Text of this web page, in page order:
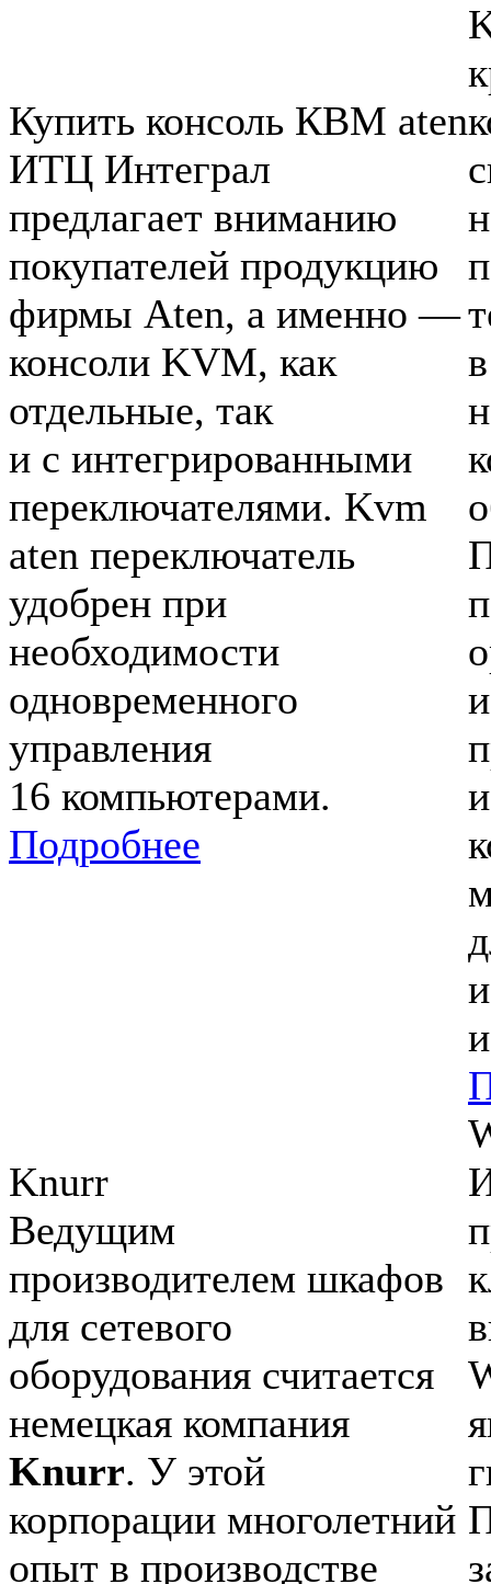
Купить консоль КВМ aten
ИТЦ Интеграл
предлагает вниманию
покупателей продукцию
фирмы Aten, а именно —
консоли KVM, как
отдельные, так
и с интегрированными
переключателями. Kvm
aten переключатель
удобрен при
необходимости
одновременного
управления
16 компьютерами.
Подробнее
Knurr
Ведущим
производителем шкафов
для сетевого
оборудования считается
немецкая компания
Knurr. У этой
корпорации многолетний
опыт в производстве